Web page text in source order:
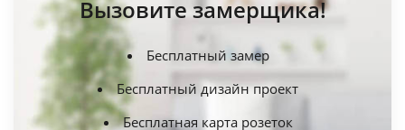
Вызовите замерщика!
Бесплатный замер
Бесплатный дизайн проект
Бесплатная карта розеток